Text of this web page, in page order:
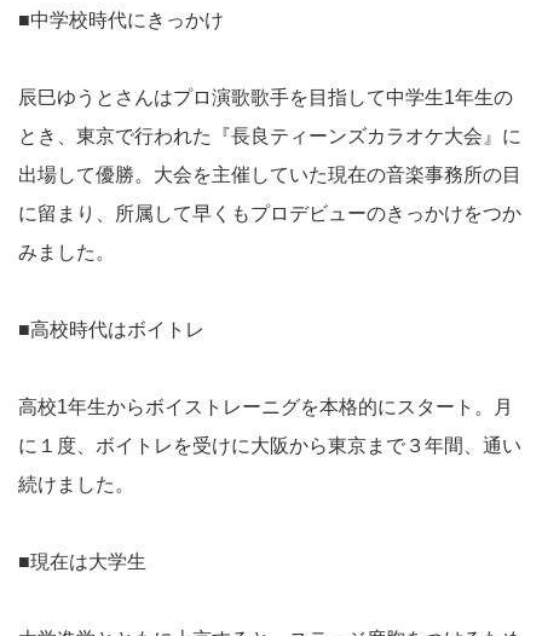
■中学校時代にきっかけ
辰巳ゆうとさんはプロ演歌歌手を目指して中学生1年生の
とき、東京で行われた『長良ティーンズカラオケ大会』に
出場して優勝。大会を主催していた現在の音楽事務所の目
に留まり、所属して早くもプロデビューのきっかけをつか
みました。
■高校時代はボイトレ
高校1年生からボイストレーニグを本格的にスタート。月
に１度、ボイトレを受けに大阪から東京まで３年間、通い
続けました。
■現在は大学生